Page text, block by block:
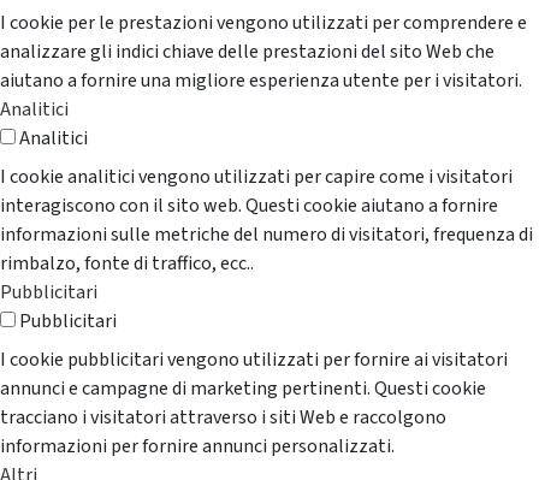
I cookie per le prestazioni vengono utilizzati per comprendere e
analizzare gli indici chiave delle prestazioni del sito Web che
aiutano a fornire una migliore esperienza utente per i visitatori.
Analitici
Analitici
I cookie analitici vengono utilizzati per capire come i visitatori
interagiscono con il sito web. Questi cookie aiutano a fornire
informazioni sulle metriche del numero di visitatori, frequenza di
rimbalzo, fonte di traffico, ecc..
Pubblicitari
Pubblicitari
I cookie pubblicitari vengono utilizzati per fornire ai visitatori
annunci e campagne di marketing pertinenti. Questi cookie
tracciano i visitatori attraverso i siti Web e raccolgono
informazioni per fornire annunci personalizzati.